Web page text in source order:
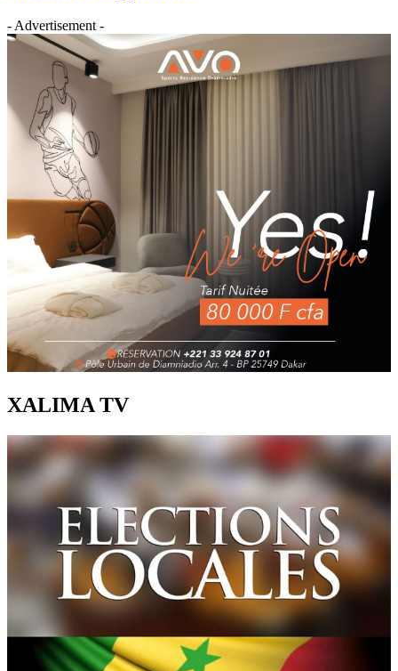
- Advertisement -
XALIMA TV